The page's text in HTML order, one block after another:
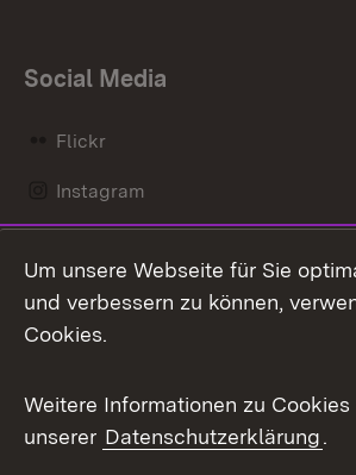
Social Media
Flickr
Instagram
Mastodon
Messenger
Social Wall
X / Twitter
Um unsere Webseite für Sie
und verbessern zu können,
Cookies.
Weitere Informationen zu
unserer Datenschutzerklärung.